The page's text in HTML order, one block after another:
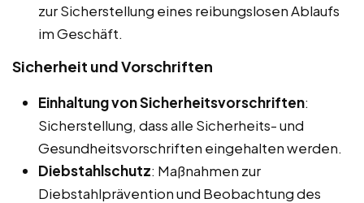
zur Sicherstellung eines reibungslosen Ablaufs
im Geschäft.
Sicherheit und Vorschriften
Einhaltung von Sicherheitsvorschriften:
Sicherstellung, dass alle Sicherheits- und
Gesundheitsvorschriften eingehalten werden.
Diebstahlschutz: Maßnahmen zur
Diebstahlprävention und Beobachtung des